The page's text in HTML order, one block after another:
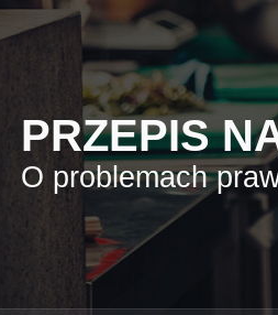
PRZEPIS
O problemach